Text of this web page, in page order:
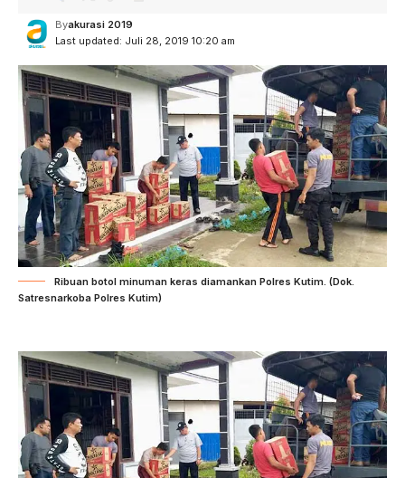
Last updated: Juli 28, 2019 10:20 am
Byakurasi 2019
Ribuan botol minuman keras diamankan Polres Kutim. (Dok.
Satresnarkoba Polres Kutim)